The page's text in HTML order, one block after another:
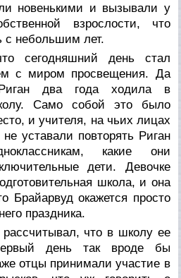
новенькими и вызывали у
взрослости, что
с небольшим лет.
сегодняшний день стал
с миром просвещения. Да
Риган два года ходила в
Само собой это было
и учителя, на чьих лицах
уставали повторять Риган
какие они
дети. Девочке
школа, и она
Брайарвуд окажется просто
праздника.
что в школу ее
день так вроде бы
отцы принимали участие в